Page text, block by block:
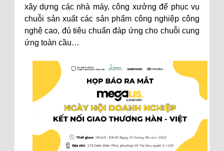
xây dựng các nhà máy, công xưởng để phục vụ
chuỗi sản xuất các sản phẩm công nghiệp công
nghệ cao, đủ tiêu chuẩn đáp ứng cho chuỗi cung
ứng toàn cầu…